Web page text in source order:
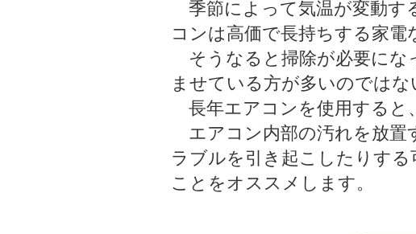
季節によって気温が変動す
コンは高価で長持ちする家電
そうなると掃除が必要にな
ませている方が多いのではな
長年エアコンを使用すると
エアコン内部の汚れを放置
ラブルを引き起こしたりす
ことをオススメします。